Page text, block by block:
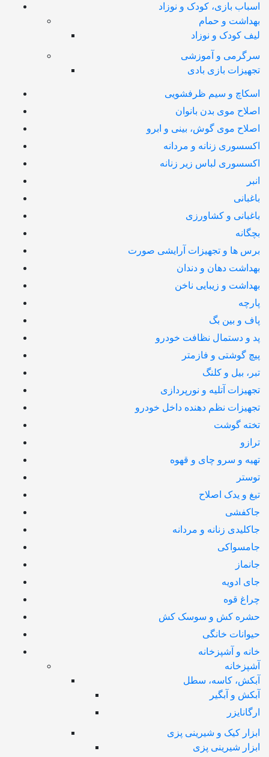
اسباب بازی، کودک و نوزاد
بهداشت و حمام
لیف کودک و نوزاد
سرگرمی و آموزشی
تجهیزات بازی بادی
اسکاچ و سیم ظرفشویی
اصلاح موی بدن بانوان
اصلاح موی گوش، بینی و ابرو
اکسسوری زنانه و مردانه
اکسسوری لباس زیر زنانه
انبر
باغبانی
باغبانی و کشاورزی
بچگانه
برس ها و تجهیزات آرایشی صورت
بهداشت دهان و دندان
بهداشت و زیبایی ناخن
پارچه
پاف و بین بگ
پد و دستمال نظافت خودرو
پیچ گوشتی و فازمتر
تبر، بیل و کلنگ
تجهیزات آتلیه و نورپردازی
تجهیزات نظم دهنده داخل خودرو
تخته گوشت
ترازو
تهیه و سرو چای و قهوه
توستر
تیغ و یدک اصلاح
جاکفشی
جاکلیدی زنانه و مردانه
جامسواکی
جانماز
جای ادویه
چراغ قوه
حشره کش و سوسک کش
حیوانات خانگی
خانه و آشپزخانه
آشپزخانه
آبکش، کاسه، سطل
آبکش و آبگیر
ارگانایزر
ابزار کیک و شیرینی پزی
ابزار شیرینی پزی